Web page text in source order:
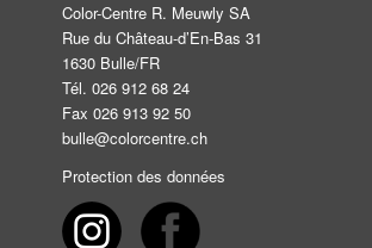
Color-Centre R. Meuwly SA
Rue du Château-d’En-Bas 31
1630 Bulle/FR
Tél. 026 912 68 24
Fax 026 913 92 50
bulle@colorcentre.ch
Protection des données